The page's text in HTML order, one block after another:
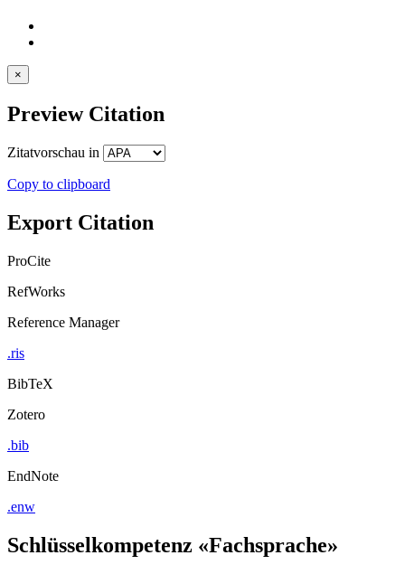
×
Preview Citation
Zitatvorschau in
Copy to clipboard
Export Citation
ProCite
RefWorks
Reference Manager
.ris
BibTeX
Zotero
.bib
EndNote
.enw
Schlüsselkompetenz «Fachsprache»